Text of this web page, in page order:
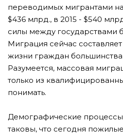
переводимых мигрантами
$436 млрд., в 2015 - $540
силы между государствами
Миграция сейчас
жизни граждан
Разумеется, массовая
только из
понимать.
Демографические
таковы, что сегодня